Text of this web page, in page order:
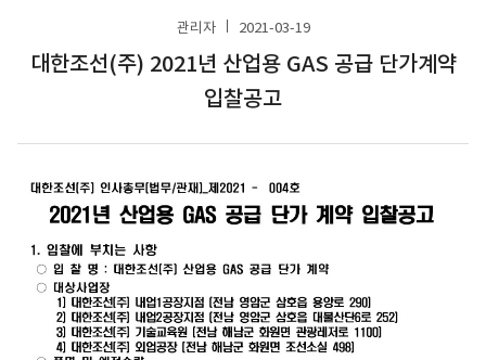
관리자 2021-03-19
대한조선(주) 2021년 산업용 GAS 공급 단가계약
입찰공고